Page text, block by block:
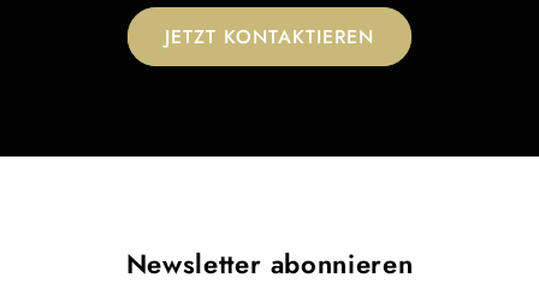
JETZT KONTAKTIEREN
Newsletter abonnieren